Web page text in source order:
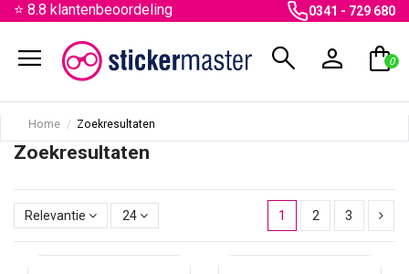
⭐ 8.8 klantenbeoordeling 0341 - 729 680
menu search person shopping_bag
0
Home Zoekresultaten
Zoekresultaten
1 2 3
Relevantie 24